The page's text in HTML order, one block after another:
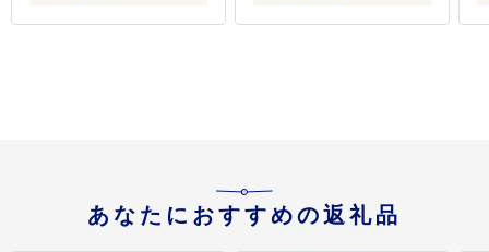
あなたにおすすめの返礼品